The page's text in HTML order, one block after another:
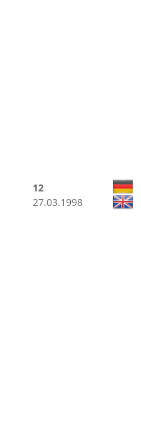
12
27.03.1998